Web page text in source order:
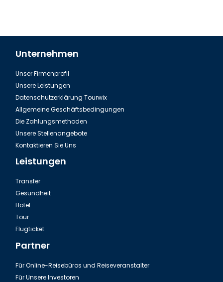
Unternehmen
Unser Firmenprofil
Unsere Leistungen
Datenschutzerklärung Tourwix
Allgemeine Geschäftsbedingungen
Die Zahlungsmethoden
Unsere Stellenangebote
Kontaktieren Sie Uns
Leistungen
Transfer
Gesundheit
Hotel
Tour
Flugticket
Partner
Für Online-Reisebüros und Reiseveranstalter
Für Unsere Investoren